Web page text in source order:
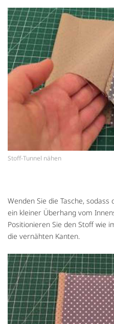
Stoff-Tunnel nähen
Wenden Sie die Tasche,
ein kleiner Überhang vom
Positionieren Sie den Stoff wie
die vernähten Kanten.